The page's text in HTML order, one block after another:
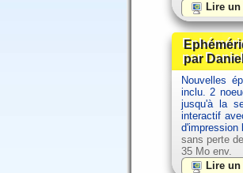
Lire
par
Nouvelles
inclu. 2
jusqu'à la
interactif
d'impression
sans perte
35 Mo env.
Lire